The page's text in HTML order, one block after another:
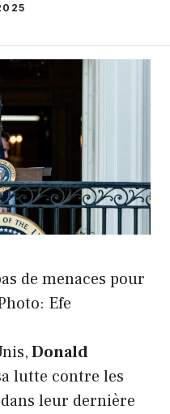
de menaces pour
Efe
Donald
lutte contre les
leur dernière